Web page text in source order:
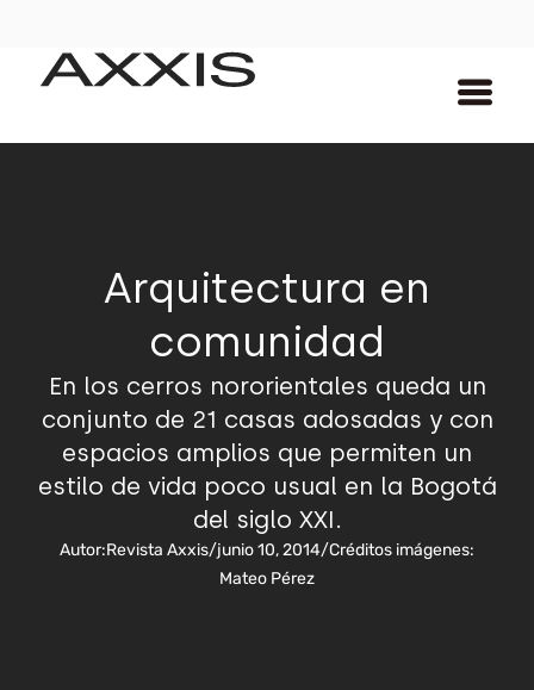
Arquitectura en
comunidad
En los cerros nororientales queda un
conjunto de 21 casas adosadas y con
espacios amplios que permiten un
estilo de vida poco usual en la Bogotá
del siglo XXI.
Autor:Revista Axxis/junio 10, 2014/Créditos imágenes:
Mateo Pérez